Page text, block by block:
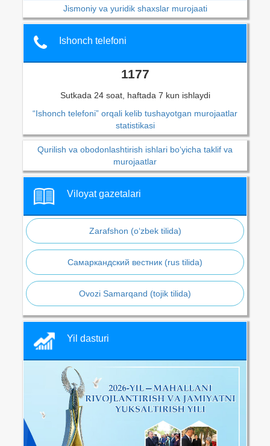
Jismoniy va yuridik shaxslar murojaati
Ishonch telefoni
1177
Sutkada 24 soat, haftada 7 kun ishlaydi
“Ishonch telefoni” orqali kelib tushayotgan murojaatlar
statistikasi
Qurilish va obodonlashtirish ishlari bo‘yicha taklif va
murojaatlar
Viloyat gazetalari
Zarafshon (o‘zbek tilida)
Самаркандский вестник (rus tilida)
Ovozi Samarqand (tojik tilida)
Yil dasturi